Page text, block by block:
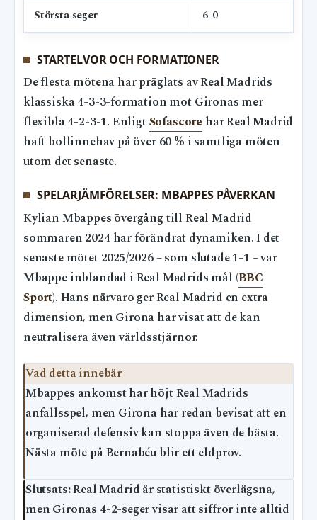
Största seger 6-0
STARTELVOR OCH FORMATIONER
De flesta mötena har präglats av Real Madrids
klassiska 4-3-3-formation mot Gironas mer
flexibla 4-2-3-1. EnligtSofascore har Real Madrid
haft bollinnehav på över 60 % i samtliga möten
utom det senaste.
SPELARJÄMFÖRELSER: MBAPPES PÅVERKAN
Kylian Mbappes övergång till Real Madrid
sommaren 2024 har förändrat dynamiken. I det
senaste mötet 2025/2026 – som slutade 1-1 – var
Mbappe inblandad i Real Madrids mål (BBC
Sport). Hans närvaro ger Real Madrid en extra
dimension, men Girona har visat att de kan
neutralisera även världsstjärnor.
Vad detta innebär
Mbappes ankomst har höjt Real Madrids
anfallsspel, men Girona har redan bevisat att en
organiserad defensiv kan stoppa även de bästa.
Nästa möte på Bernabéu blir ett eldprov.
Slutsats:Real Madrid är statistiskt överlägsna,
men Gironas 4-2-seger visar att siffror inte alltid